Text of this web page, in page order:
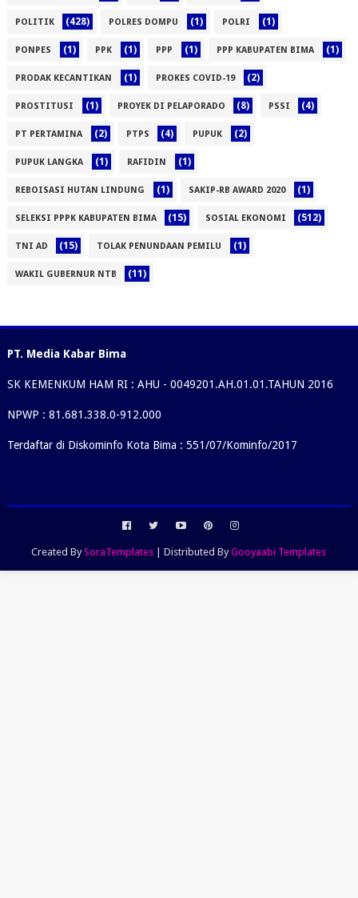
POLITIK (428) POLRES DOMPU (1) POLRI (1)
PONPES (1) PPK (1) PPP (1) PPP KABUPATEN BIMA (1)
PRODAK KECANTIKAN (1) PROKES COVID-19 (2)
PROSTITUSI (1) PROYEK DI PELAPORADO (8) PSSI (4)
PT PERTAMINA (2) PTPS (4) PUPUK (2)
PUPUK LANGKA (1) RAFIDIN (1)
REBOISASI HUTAN LINDUNG (1) SAKIP-RB AWARD 2020 (1)
SELEKSI PPPK KABUPATEN BIMA (15) SOSIAL EKONOMI (512)
TNI AD (15) TOLAK PENUNDAAN PEMILU (1)
WAKIL GUBERNUR NTB (11)
PT. Media Kabar Bima
SK KEMENKUM HAM RI : AHU - 0049201.AH.01.01.TAHUN 2016
NPWP : 81.681.338.0-912.000
Terdaftar di Diskominfo Kota Bima : 551/07/Kominfo/2017
Created BySoraTemplates | Distributed ByGooyaabi Templates